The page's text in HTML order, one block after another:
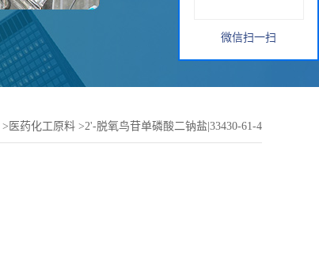
> 医药化工原料 >2'-脱氧鸟苷单磷酸二钠盐|33430-61-4
微信扫一扫